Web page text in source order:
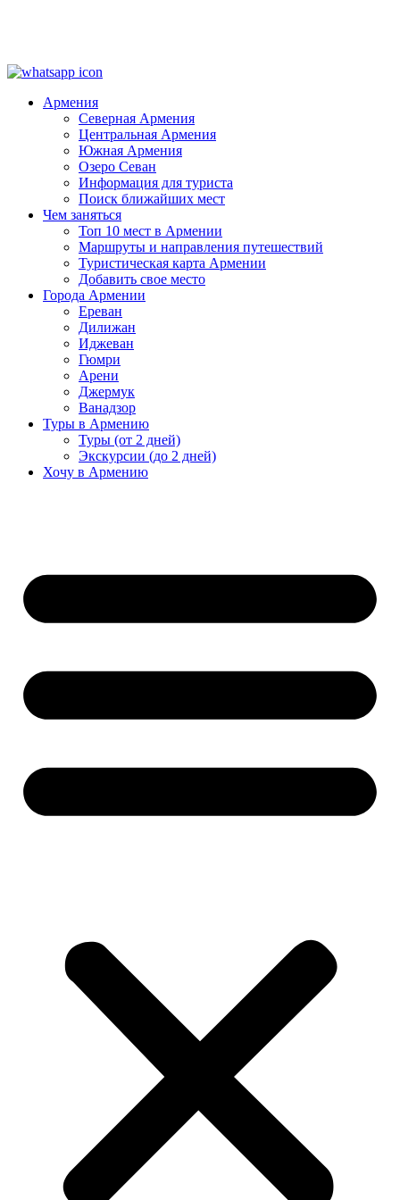
Армения
Северная Армения
Центральная Армения
Южная Армения
Озеро Севан
Информация для туриста
Поиск ближайших мест
Чем заняться
Топ 10 мест в Армении
Маршруты и направления путешествий
Туристическая карта Армении
Добавить свое место
Города Армении
Ереван
Дилижан
Иджеван
Гюмри
Арени
Джермук
Ванадзор
Туры в Армению
Туры (от 2 дней)
Экскурсии (до 2 дней)
Хочу в Армению